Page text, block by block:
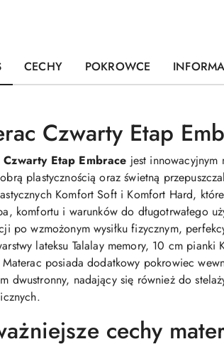
CECHY POKROWCE
Czwarty Etap
Etap Embrace jest innowacyjnym
plastycznością oraz świetną
Komfort Soft i Komfort Hard,
komfortu i warunków do długotrwałego
po wzmożonym wysiłku fizycznym,
lateksu Talalay memory, 10 cm
posiada dodatkowy pokrowiec
dwustronny, nadający się również do
cechy